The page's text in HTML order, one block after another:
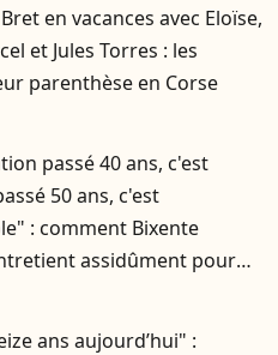
en vacances avec Eloïse,
et Jules Torres : les
parenthèse en Corse
passé 40 ans, c'est
50 ans, c'est
: comment Bixente
assidûment pour
à 56 ans ?
ans aujourd’hui" :